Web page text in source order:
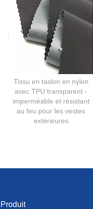
Tissu en taslon en nylon
avec TPU transparent -
imperméable et résistant
au feu pour les vestes
extérieures
Produit